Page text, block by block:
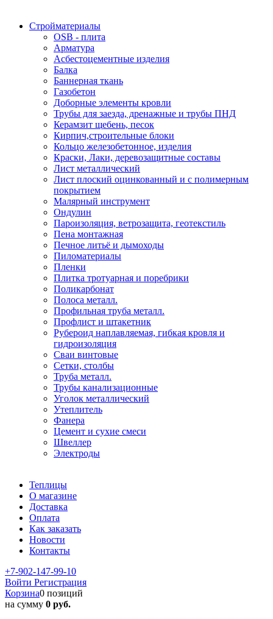
Стройматериалы
OSB - плита
Арматура
Асбестоцементные изделия
Балка
Баннерная ткань
Газобетон
Доборные элементы кровли
Трубы для заезда, дренажные и трубы ПНД
Керамзит щебень, песок
Кирпич,строительные блоки
Кольцо железобетонное, изделия
Краски, Лаки, деревозащитные составы
Лист металлический
Лист плоский оцинкованный и с полимерным
покрытием
Малярный инструмент
Ондулин
Пароизоляция, ветрозащита, геотекстиль
Пена монтажная
Печное литьё и дымоходы
Пиломатериалы
Пленки
Плитка тротуарная и поребрики
Поликарбонат
Полоса металл.
Профильная труба металл.
Профлист и штакетник
Рубероид наплавляемая, гибкая кровля и
гидроизоляция
Сваи винтовые
Сетки, столбы
Труба металл.
Трубы канализационные
Уголок металлический
Утеплитель
Фанера
Цемент и сухие смеси
Швеллер
Электроды
Теплицы
О магазине
Доставка
Оплата
Как заказать
Новости
Контакты
+7-902-147-99-10
Войти Регистрация
Корзина0 позиций
на сумму 0 руб.